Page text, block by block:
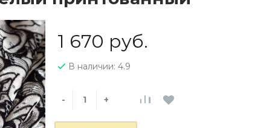
1 670 руб.
В наличии: 4.9
- +